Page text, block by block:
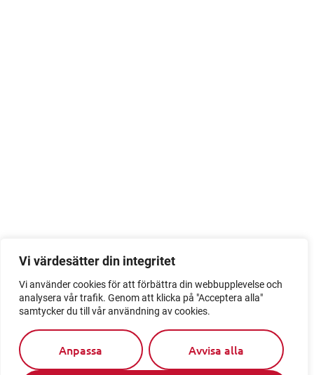
Vi värdesätter din integritet
Vi använder cookies för att förbättra din webbupplevelse och
analysera vår trafik. Genom att klicka på "Acceptera alla"
samtycker du till vår användning av cookies.
Anpassa Avvisa alla